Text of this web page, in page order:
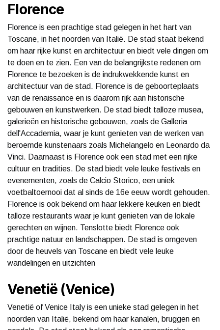
Florence
Florence is een prachtige stad gelegen in het hart van
Toscane, in het noorden van Italië. De stad staat bekend
om haar rijke kunst en architectuur en biedt vele dingen om
te doen en te zien. Een van de belangrijkste redenen om
Florence te bezoeken is de indrukwekkende kunst en
architectuur van de stad. Florence is de geboorteplaats
van de renaissance en is daarom rijk aan historische
gebouwen en kunstwerken. De stad biedt talloze musea,
galerieën en historische gebouwen, zoals de Galleria
dell'Accademia, waar je kunt genieten van de werken van
beroemde kunstenaars zoals Michelangelo en Leonardo da
Vinci. Daarnaast is Florence ook een stad met een rijke
cultuur en tradities. De stad biedt vele leuke festivals en
evenementen, zoals de Calcio Storico, een uniek
voetbaltoernooi dat al sinds de 16e eeuw wordt gehouden.
Florence is ook bekend om haar lekkere keuken en biedt
talloze restaurants waar je kunt genieten van de lokale
gerechten en wijnen. Tenslotte biedt Florence ook
prachtige natuur en landschappen. De stad is omgeven
door de heuvels van Toscane en biedt vele leuke
wandelingen en uitzichten
Venetië (Venice)
Venetië of Venice Italy is een unieke stad gelegen in het
noorden van Italië, bekend om haar kanalen, bruggen en